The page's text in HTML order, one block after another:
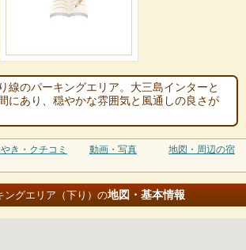
線のパーキングエリア。大三島インターと
にあり、穏やかな雰囲気と風通しの良さが
き・クチコミ 動画・写真 地図・周辺の宿
ングエリア（下り）の地図・基本情報